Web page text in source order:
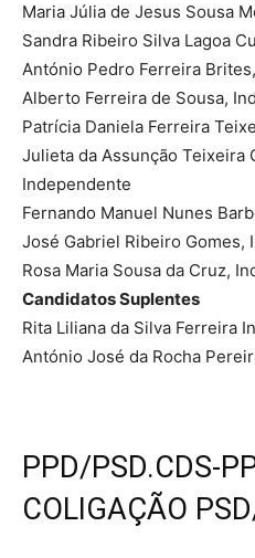
Maria Júlia de Jesus Sousa
Sandra Ribeiro Silva Lagoa
António Pedro Ferreira
Alberto Ferreira de Sousa,
Patrícia Daniela Ferreira
Julieta da Assunção Teixeira
Independente
Fernando Manuel Nunes
José Gabriel Ribeiro Gomes,
Rosa Maria Sousa da Cruz,
Candidatos Suplentes
Rita Liliana da Silva Ferreira
António José da Rocha
PPD/PSD.CDS-
COLIGAÇÃO